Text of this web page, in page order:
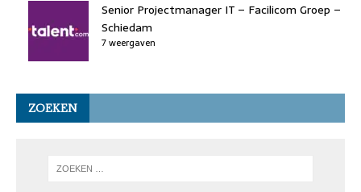
Senior Projectmanager IT – Facilicom Groep –
Schiedam
7 weergaven
ZOEKEN